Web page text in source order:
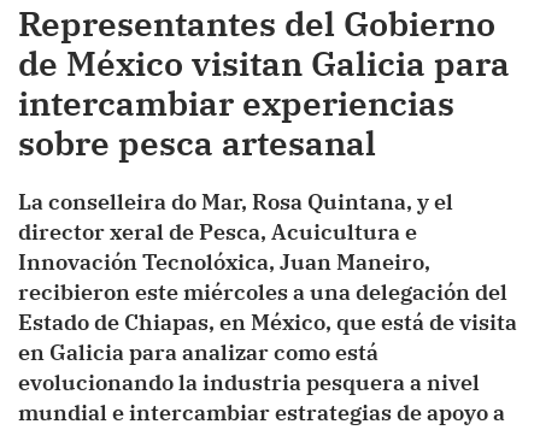
Representantes del Gobierno
de México visitan Galicia para
intercambiar experiencias
sobre pesca artesanal
La conselleira do Mar, Rosa Quintana, y el
director xeral de Pesca, Acuicultura e
Innovación Tecnolóxica, Juan Maneiro,
recibieron este miércoles a una delegación del
Estado de Chiapas, en México, que está de visita
en Galicia para analizar como está
evolucionando la industria pesquera a nivel
mundial e intercambiar estrategias de apoyo a